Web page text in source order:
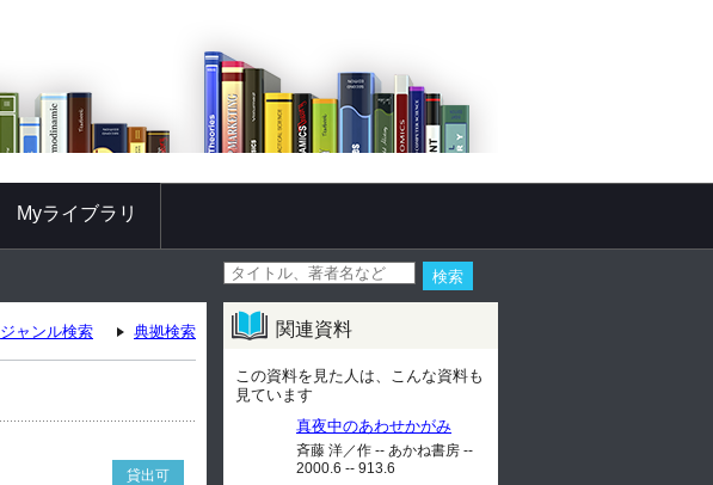
Myライブラリ
ジャンル検索 典拠検索
貸出可
関連資料
この資料を見た人は、こんな資料も
見ています
真夜中のあわせかがみ
斉藤 洋／作 -- あかね書房 --
2000.6 -- 913.6